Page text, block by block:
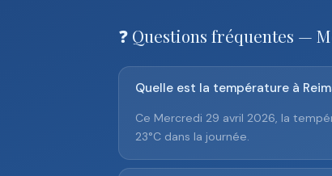
❓ Questions fréquentes —
Quelle est la température à
Ce Mercredi 29 avril 2026, la
23°C dans la journée.